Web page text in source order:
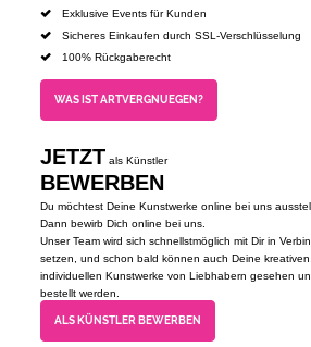
Exklusive Events für Kunden
Sicheres Einkaufen durch SSL-Verschlüsselung
100% Rückgaberecht
WAS IST ARTVERGNUEGEN?
JETZT als Künstler
BEWERBEN
Du möchtest Deine Kunstwerke online bei uns
Dann bewirb Dich online bei uns.
Unser Team wird sich schnellstmöglich mit Dir in
setzen, und schon bald können auch Deine kreativen,
individuellen Kunstwerke von Liebhabern gesehen
bestellt werden.
ALS KÜNSTLER BEWERBEN